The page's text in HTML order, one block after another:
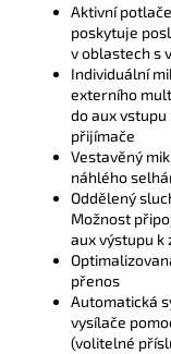
Aktivní
poskytuje
v oblastech s
Individuální
externího
do aux
přijímače
Vestavěný
náhlého
Oddělený
Možnost
aux výstupu k
přenos
Automatická
vysílače
(volitelné